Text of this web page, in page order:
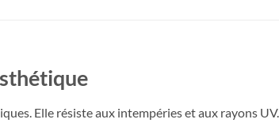
Elle résiste aux intempéries et aux rayons UV.